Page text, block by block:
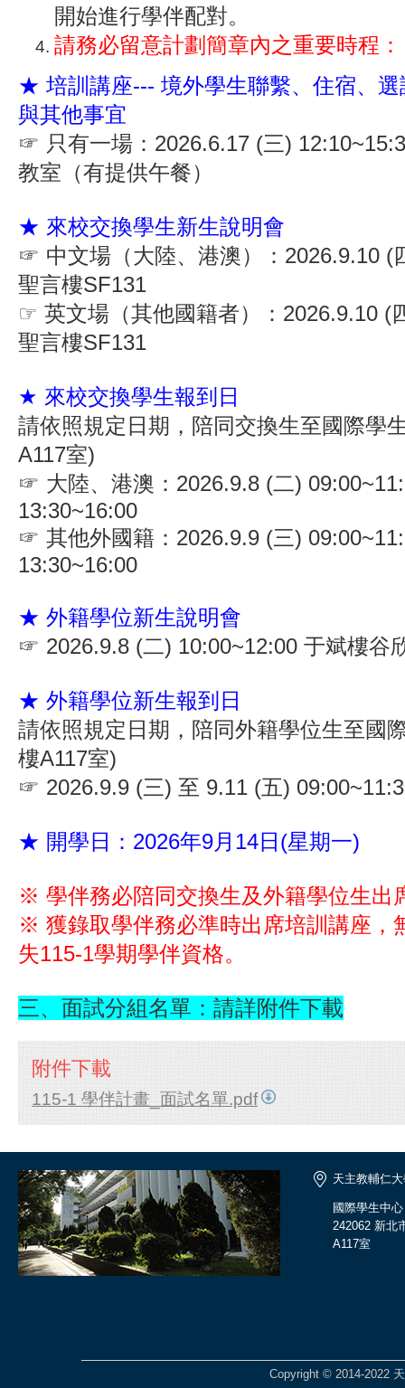
開始進行學伴配對。
請務必留意計劃簡章內之重要時程：
★ 培訓講座--- 境外學生聯繫、住宿、選
與其他事宜
☞ 只有一場：2026.6.17 (三)
教室（有提供午餐）
★ 來校交換學生新生說明會
☞ 中文場（大陸、港澳）：2026.9.10 (
聖言樓SF131
☞ 英文場（其他國籍者）：2026.9.10 (
聖言樓SF131
★ 來校交換學生報到日
請依照規定日期，陪同交換生至國際學
A117室)
☞ 大陸、港澳：2026.9.8 (二)
13:30~16:00
☞ 其他外國籍：2026.9.9 (三)
13:30~16:00
★ 外籍學位新生說明會
☞ 2026.9.8 (二) 10:00~12:00 于斌樓谷
★ 外籍學位新生報到日
請依照規定日期，陪同外籍學位生至國
樓A117室)
☞ 2026.9.9 (三) 至 9.11 (五)
★ 開學日：2026年9月14日(星期一)
※ 學伴務必陪同交換生及外籍學位生出
※ 獲錄取學伴務必準時出席培訓講座，
失115-1學期學伴資格。
三、面試分組名單：請詳附件下載
附件下載
115-1 學伴計畫_面試名單.pdf
天主教輔仁
國際學生中心
242062 新北
A117室
Copyright © 2014-2022